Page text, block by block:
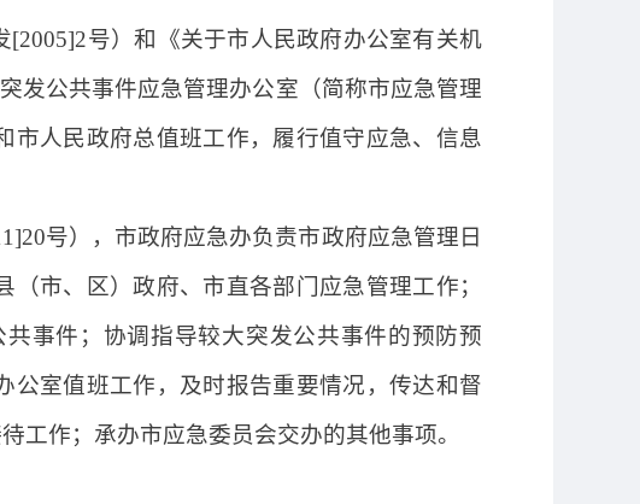
号）和《关于市人民政府办公室有关机
发公共事件应急管理办公室（简称市应急管理
人民政府总值班工作，履行值守应急、信息
号），市政府应急办负责市政府应急管理日
市、区）政府、市直各部门应急管理工作；
事件；协调指导较大突发公共事件的预防预
公室值班工作，及时报告重要情况，传达和督
工作；承办市应急委员会交办的其他事项。